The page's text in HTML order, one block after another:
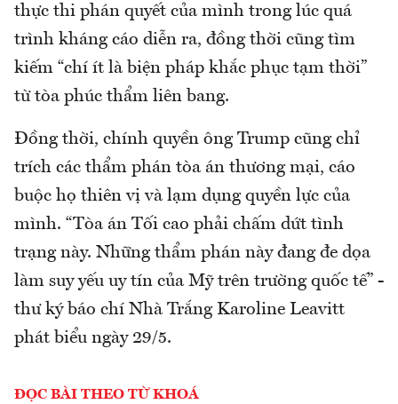
thực thi phán quyết của mình trong lúc quá
trình kháng cáo diễn ra, đồng thời cũng tìm
kiếm “chí ít là biện pháp khắc phục tạm thời”
từ tòa phúc thẩm liên bang.
Đồng thời, chính quyền ông Trump cũng chỉ
trích các thẩm phán tòa án thương mại, cáo
buộc họ thiên vị và lạm dụng quyền lực của
mình. “Tòa án Tối cao phải chấm dứt tình
trạng này. Những thẩm phán này đang đe dọa
làm suy yếu uy tín của Mỹ trên trường quốc tế” -
thư ký báo chí Nhà Trắng Karoline Leavitt
phát biểu ngày 29/5.
ĐỌC BÀI THEO TỪ KHOÁ